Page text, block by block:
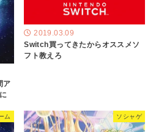
ア
2019.03.09
Switch買ってきたからオススメソ
フト教えろ
ム ソシャゲ